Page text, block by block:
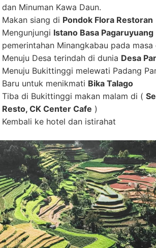
dan Minuman Kawa Daun.
Makan siang di Pondok Flora Restoran
Mengunjungi Istano Basa Pagaruyuang
pemerintahan Minangkabau pada masa
Menuju Desa terindah di dunia Desa
Menuju Bukittinggi melewati Padang
Baru untuk menikmati Bika Talago
Tiba di Bukittinggi makan malam di (
Resto, CK Center Cafe )
Kembali ke hotel dan istirahat